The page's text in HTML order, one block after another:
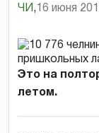
ЧИ , 16 июня
Это на
летом.